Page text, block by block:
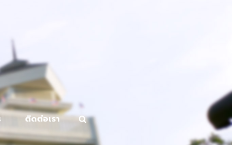
ติดต่อเรา